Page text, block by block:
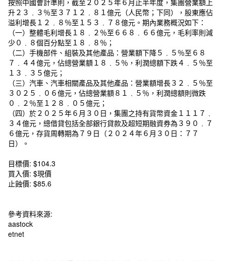
按照中國會計準則，截至２０２５年６月止半年度，集團營業額上
升２３﹒３％至３７１２﹒８１億元（人民幣；下同），股東應佔
溢利增長１２﹒８％至１５３﹒７８億元。期內業務概況如下：
（一）整體毛利增長１８﹒２％至６６８﹒６６億元，毛利率則減
少０﹒８個百分點至１８﹒８％；
（二）手機部件、組裝及其他產品：營業額下降５﹒５％至６８
７﹒４４億元，佔總營業額１８﹒５％，利潤總額下跌４﹒５％至
１３﹒３５億元；
（三）汽車、汽車相關產品及其他產品：營業額增長３２﹒５％至
３０２５﹒０６億元，佔總營業額８１﹒５％，利潤總額則微跌
０﹒２％至１２８﹒０５億元；
（四）於２０２５年６月３０日，集團之持有貨幣資金１１１７﹒
３４億元，總借貸包括全部銀行貸款及超短期融資券為３９０﹒７
６億元，存貨周轉期為７９日（２０２４年６月３０日：７７
日）。
目標價: $104.3
買入價: $現價
止蝕價: $85.6
參考資料來源:
aastock
etnet